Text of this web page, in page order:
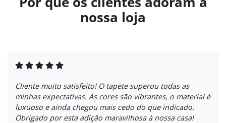
nossa loja
Cliente muito satisfeito! O tapete superou todas as
minhas expectativas. As cores são vibrantes, o material é
luxuoso e ainda chegou mais cedo do que indicado.
Obrigado por esta adição maravilhosa à nossa casa!